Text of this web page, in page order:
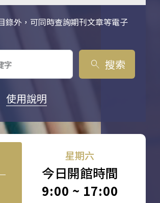
錄外，可同時查詢期刊文章等電子
search 搜索
使用說明
星期六
今日開館時間
9:00 ~ 17:00